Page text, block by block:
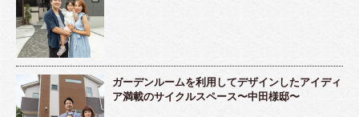
ガーデンルームを利用してデザインしたアイディ
ア満載のサイクルスペース〜中田様邸〜